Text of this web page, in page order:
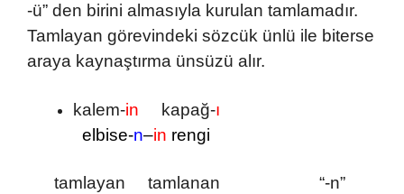
-ü” den birini almasıyla kurulan tamlamadır.
Tamlayan görevindeki sözcük ünlü ile biterse
araya kaynaştırma ünsüzü alır.
kalem-in kapağ-ı
elbise-n–in rengi
tamlayan tamlanan “-n”